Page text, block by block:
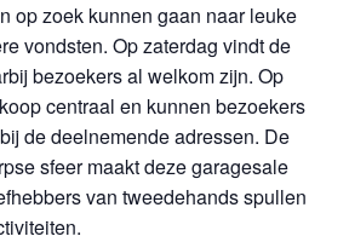
op zoek kunnen gaan naar leuke
vondsten. Op zaterdag vindt de
bezoekers al welkom zijn. Op
centraal en kunnen bezoekers
de deelnemende adressen. De
sfeer maakt deze garagesale
van tweedehands spullen